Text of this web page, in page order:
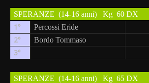
SPERANZE (14-16 anni) Kg 60 DX
1° Percossi Eride
2° Bordo Tommaso
3°
SPERANZE (14-16 anni) Kg 65 DX